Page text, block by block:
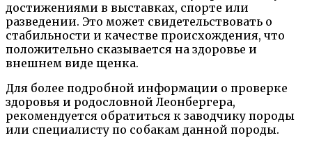
достижениями в выставках, спорте или
разведении. Это может свидетельствовать о
стабильности и качестве происхождения, что
положительно сказывается на здоровье и
внешнем виде щенка.
Для более подробной информации о проверке
здоровья и родословной Леонбергера,
рекомендуется обратиться к заводчику породы
или специалисту по собакам данной породы.